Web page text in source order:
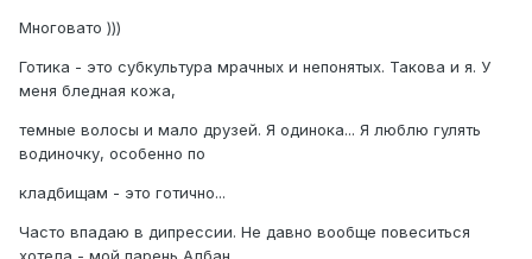
Многовато )))
Готика - это субкультура мрачных и непонятых. Такова и я. У
меня бледная кожа,
темные волосы и мало друзей. Я одинока... Я люблю гулять
водиночку, особенно по
кладбищам - это готично...
Часто впадаю в дипрессии. Hе давно вообще повеситься
хотела - мой парень Албан